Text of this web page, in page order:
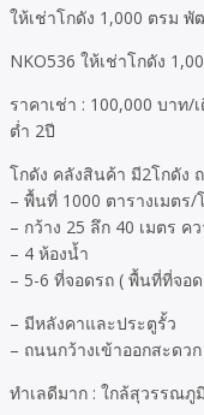
ให้เช่าโกดัง 1,000 ตรม
NKO536 ให้เช่าโกดัง
ราคาเช่า : 100,000 บา
ต่ำ 2ปี
โกดัง คลังสินค้า มี2โกดั
– พื้นที่ 1000 ตารางเมตร/
– กว้าง 25 ลึก 40 เมตร ค
– 4 ห้องน้ำ
– 5-6 ที่จอดรถ ( พื้นที่ที่จอ
– มีหลังคาและประตูรั้ว
– ถนนกว้างเข้าออกสะดวก
ทำเลดีมาก : ใกล้สุวรรณภู